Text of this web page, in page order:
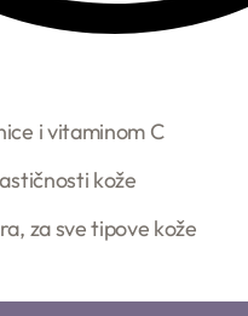
i vitaminom C
kože
za sve tipove kože